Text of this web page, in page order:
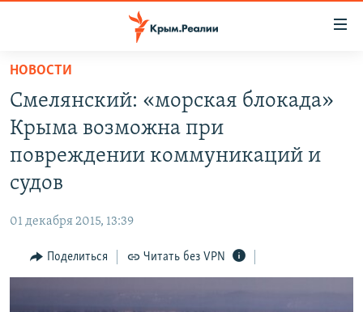
Вернуться
основному
содержанию
Вернутся
главной
Вернутся
поиску
ВОДА
ИНТЕРАКТИВ
ИНФОГРАФИКА
РАДІО СВОБОДА
КАК ОБОЙТИ БЛОКИРОВКУ
НОВОСТИ
Смелянский: «морская блокада»
Крыма возможна при
повреждении коммуникаций и
судов
01 декабря 2015, 13:39
Поделиться Читать без VPN